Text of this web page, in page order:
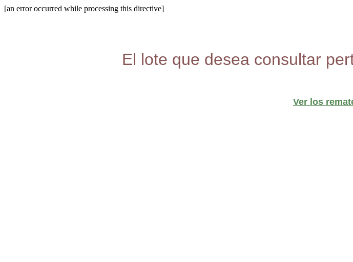
[an error occurred while processing this directive]
El lote que desea consultar
Ver los